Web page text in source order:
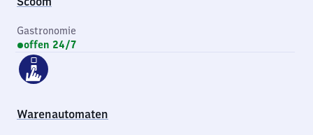
Gastronomie
offen 24/7
Warenautomaten